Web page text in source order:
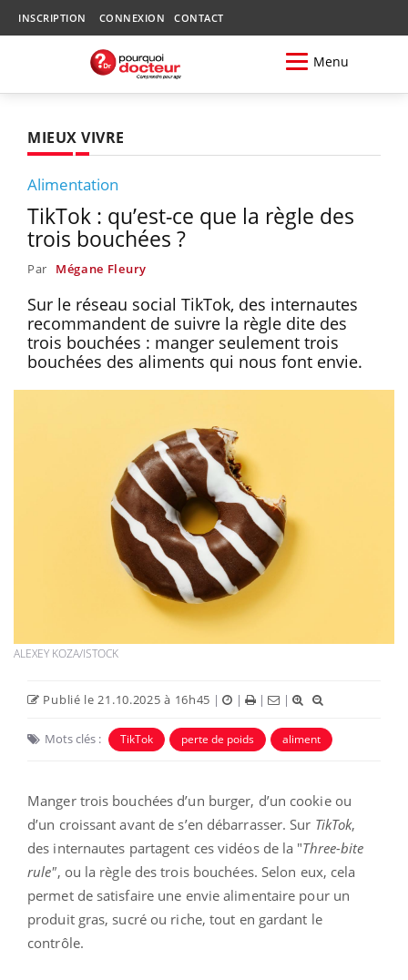
INSCRIPTION CONNEXION CONTACT
Menu
MIEUX VIVRE
Alimentation
TikTok : qu’est-ce que la règle des
trois bouchées ?
Par Mégane Fleury
Sur le réseau social TikTok, des internautes
recommandent de suivre la règle dite des
trois bouchées : manger seulement trois
bouchées des aliments qui nous font envie.
ALEXEY KOZA/ISTOCK
Publié le 21.10.2025 à 16h45 | | | |
Mots clés : TikTok perte de poids aliment
Manger trois bouchées d’un burger, d’un cookie ou
d’un croissant avant de s’en débarrasser. Sur TikTok,
des internautes partagent ces vidéos de la "Three-bite
rule", ou la règle des trois bouchées. Selon eux, cela
permet de satisfaire une envie alimentaire pour un
produit gras, sucré ou riche, tout en gardant le
contrôle.